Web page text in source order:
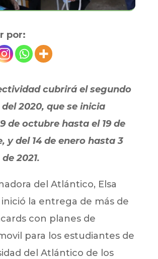
por:
cubrirá el segundo
2020, que se inicia
de octubre hasta el 19 de
y del 14 de enero hasta 3
2021.
del Atlántico, Elsa
la entrega de más de
con planes de
para los estudiantes de
del Atlántico de los